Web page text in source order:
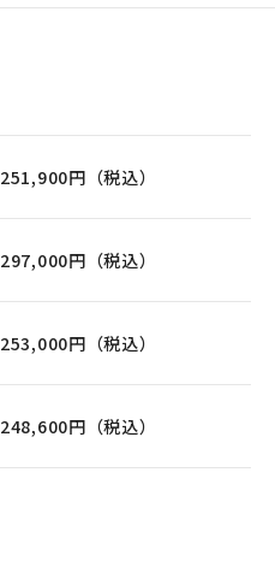
251,900円（税込）
297,000円（税込）
253,000円（税込）
248,600円（税込）